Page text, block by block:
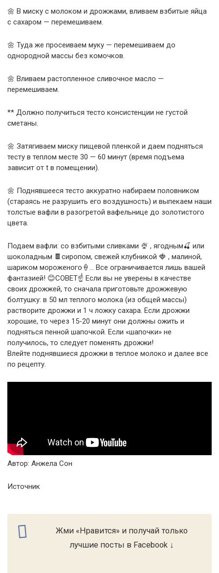
🌼 В миску с молоком и дрожжами, вливаем взбитые яйца
с сахаром — перемешиваем.
🌼 Туда же просеиваем муку — перемешиваем до
однородной массы без комочков.
🌼 Вливаем растопленное сливочное масло —
перемешиваем.
** Должно получиться тесто консистенции не густой
сметаны.
🌼 Затягиваем миску пищевой пленкой и даем подняться
тесту в теплом месте 30 — 60 минут (время подъема
зависит от t в помещении).
🌼 Поднявшееся тесто аккуратно набираем половником
(стараясь не разрушить его воздушность) и выпекаем наши
толстые вафли в разогретой вафельнице до золотистого
цвета.
Подаем вафли: со взбитыми сливками 🍨 , ягодным🍒 или
шоколадным 🍫сиропом, свежей клубникой 🍓 , малиной,
шариком мороженого🍦… Все ограничивается лишь вашей
фантазией! 😊СОВЕТ☝ Если вы не уверены в качестве
своих дрожжей, то сначала приготовьте дрожжевую
болтушку: в 50 мл теплого молока (из общей массы)
растворите дрожжи и 1 ч ложку сахара. Если дрожжи
хорошие, то через 15-20 минут они должны ожить и
подняться пенной шапочкой. Если «шапочки» не
получилось, то следует поменять дрожжи!
Влейте поднявшиеся дрожжи в теплое молоко и далее все
по рецепту.
Автор: Анжела Сон
Источник
Жми «Нравится» и получай только
лучшие посты в Facebook ↓